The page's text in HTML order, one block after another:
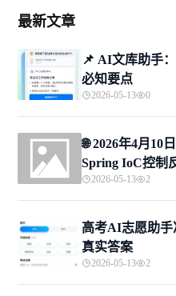
最新文章
📌 ​AI文库助手
必知要点
2026-05-13 0
🌐 2026年4月10
Spring IoC控制
2026-05-13 2
高考AI志愿助手
真实答案
2026-05-13 2